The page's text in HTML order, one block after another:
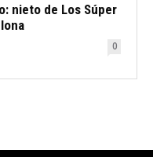
nieto de Los Súper
0